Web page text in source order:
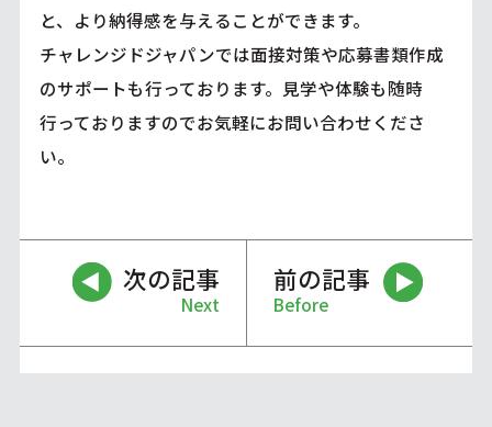
と、より納得感を与えることができます。
チャレンジドジャパンでは面接対策や応募書類作成
のサポートも行っております。見学や体験も随時
行っておりますのでお気軽にお問い合わせくださ
い。
次の記事
Next
前の記事
Before